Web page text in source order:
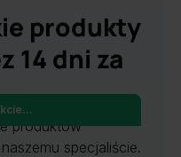
produkty
14 dni za
produktów
specjaliście.